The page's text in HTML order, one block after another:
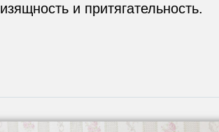
изящность и притягательность.